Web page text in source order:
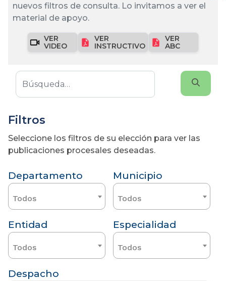
nuevos filtros de consulta. Lo invitamos a ver el
material de apoyo.
VER
VIDEO
VER
INSTRUCTIVO
VER
ABC
Filtros
Seleccione los filtros de su elección para ver las
publicaciones procesales deseadas.
Departamento
Todos
Municipio
Todos
Entidad
Todos
Especialidad
Todos
Despacho